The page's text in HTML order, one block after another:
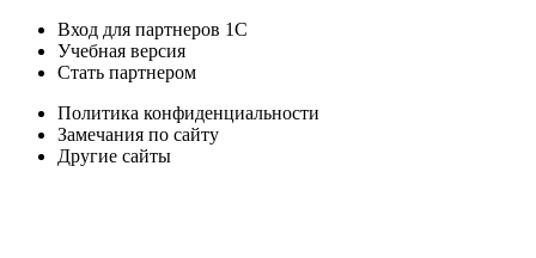
Вход для партнеров 1С
Учебная версия
Стать партнером
Политика конфиденциальности
Замечания по сайту
Другие сайты